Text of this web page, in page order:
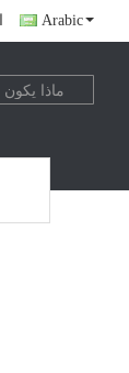
Arabic